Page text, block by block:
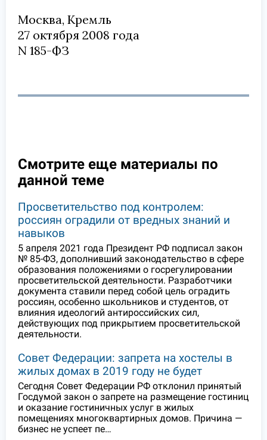
Москва, Кремль
27 октября 2008 года
N 185-ФЗ
Смотрите еще материалы по
данной теме
Просветительство под контролем:
россиян оградили от вредных знаний и
навыков
5 апреля 2021 года Президент РФ подписал закон
№ 85-ФЗ, дополнивший законодательство в сфере
образования положениями о госрегулировании
просветительской деятельности. Разработчики
документа ставили перед собой цель оградить
россиян, особенно школьников и студентов, от
влияния идеологий антироссийских сил,
действующих под прикрытием просветительской
деятельности.
Совет Федерации: запрета на хостелы в
жилых домах в 2019 году не будет
Сегодня Совет Федерации РФ отклонил принятый
Госдумой закон о запрете на размещение гостиниц
и оказание гостиничных услуг в жилых
помещениях многоквартирных домов. Причина —
бизнес не успеет пе…